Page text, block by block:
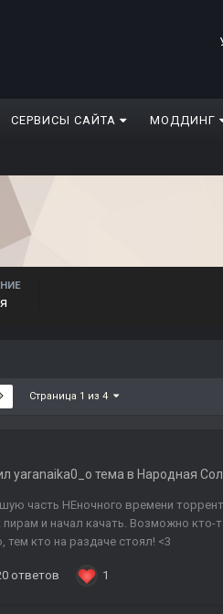
СЕРВИСЫ САЙТА МОДДИНГ
Страница 1 из 4
yaranaika0_o тема в Народная
часть НЕночного времени
и начал качать. Возможно
тем кто на раздаче стоял! <3
ответов 1